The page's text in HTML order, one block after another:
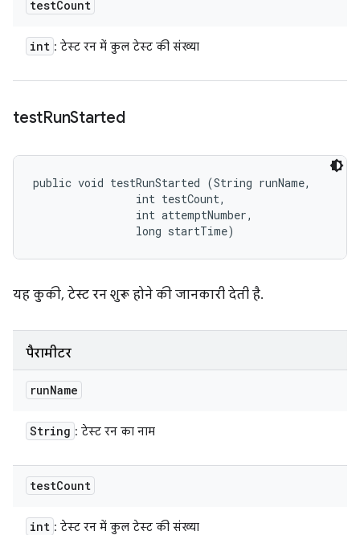
testCount
int : टेस्ट रन में कुल टेस्ट की संख्या
testRunStarted
public void testRunStarted (String runName,
                int testCount,
                int attemptNumber,
                long startTime)
यह कुकी, टेस्ट रन शुरू होने की जानकारी देती है.
पैरामीटर
runName
String : टेस्ट रन का नाम
testCount
int : टेस्ट रन में कुल टेस्ट की संख्या